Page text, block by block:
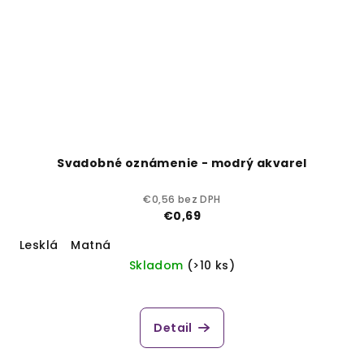
Svadobné oznámenie - modrý akvarel
€0,56 bez DPH
€0,69
Lesklá
Matná
Skladom (>10 ks)
Detail